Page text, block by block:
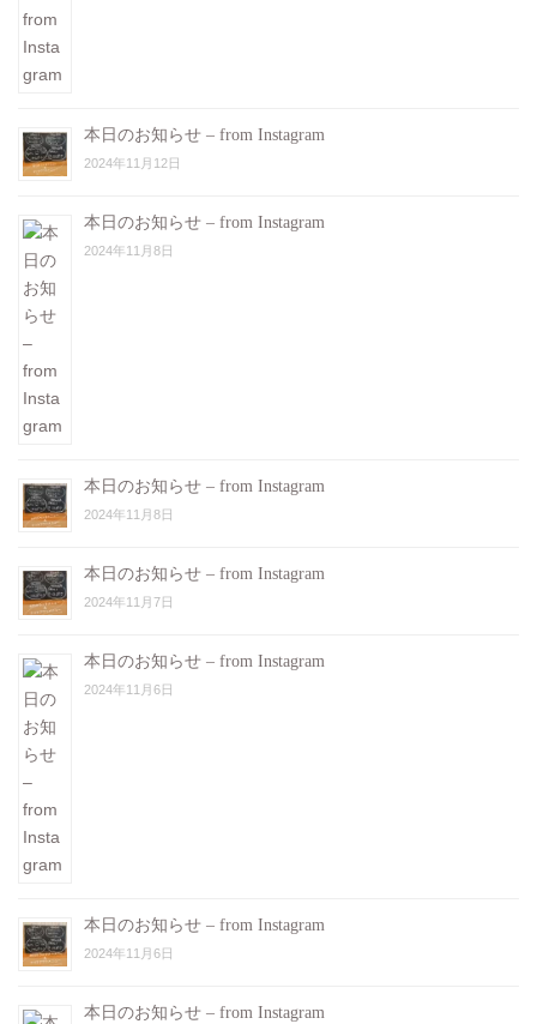
本日のお知らせ – from Instagram
2024年11月12日
本日のお知らせ – from Instagram
2024年11月8日
本日のお知らせ – from Instagram
2024年11月8日
本日のお知らせ – from Instagram
2024年11月7日
本日のお知らせ – from Instagram
2024年11月6日
本日のお知らせ – from Instagram
2024年11月6日
本日のお知らせ – from Instagram